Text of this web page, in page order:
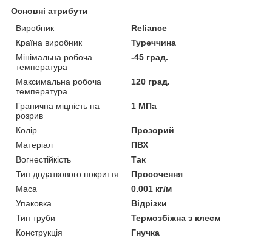
Основні атрибути
Виробник
Reliance
Країна виробник
Туреччина
Мінімальна робоча
температура
-45 град.
Максимальна робоча
температура
120 град.
Гранична міцність на
розрив
1 МПа
Колір
Прозорий
Матеріал
ПВХ
Вогнестійкість
Так
Тип додаткового покриття
Просочення
Маса
0.001 кг/м
Упаковка
Відрізки
Тип труби
Термозбіжна з клеєм
Конструкція
Гнучка